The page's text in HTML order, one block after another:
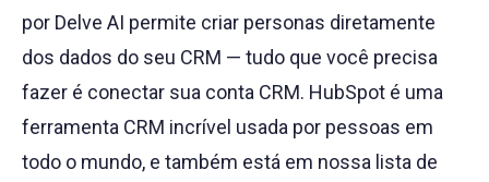
por Delve AI permite criar personas diretamente
dos dados do seu CRM — tudo que você precisa
fazer é conectar sua conta CRM. HubSpot é uma
ferramenta CRM incrível usada por pessoas em
todo o mundo, e também está em nossa lista de